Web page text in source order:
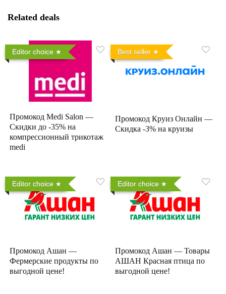
Related deals
Editor choice
Промокод Medi Salon —
Скидки до -35% на
компрессионный трикотаж
medi
Best seller
Промокод Круиз Онлайн —
Скидка -3% на круизы
Editor choice
Промокод Ашан —
Фермерские продукты по
выгодной цене!
Editor choice
Промокод Ашан — Товары
АШАН Красная птица по
выгодной цене!